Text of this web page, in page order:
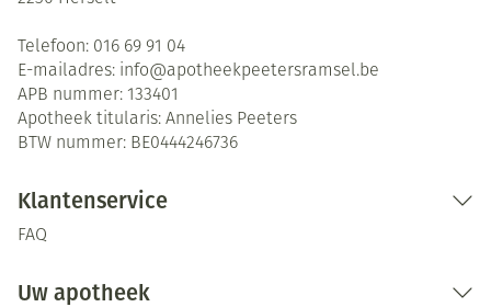
Telefoon: 016 69 91 04
E-mailadres: info@apotheekpeetersramsel.be
APB nummer: 133401
Apotheek titularis: Annelies Peeters
BTW nummer: BE0444246736
Klantenservice
FAQ
Uw apotheek